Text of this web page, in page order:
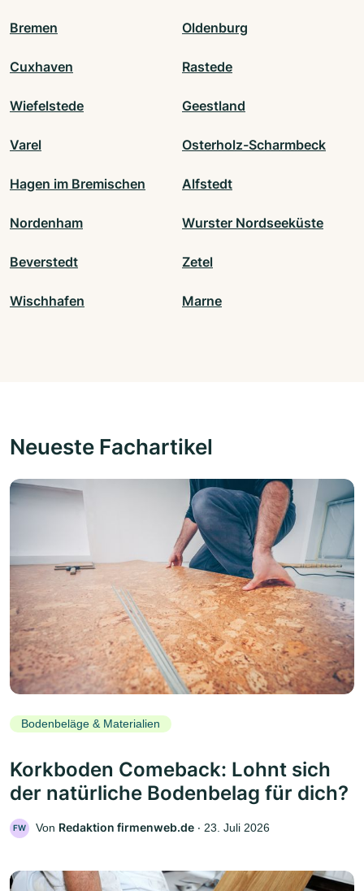
Bremen Oldenburg
Cuxhaven Rastede
Wiefelstede Geestland
Varel Osterholz-Scharmbeck
Hagen im Bremischen Alfstedt
Nordenham Wurster Nordseeküste
Beverstedt Zetel
Wischhafen Marne
Neueste Fachartikel
Bodenbeläge & Materialien
Korkboden Comeback: Lohnt sich
der natürliche Bodenbelag für dich?
FW Von Redaktion firmenweb.de ‧ 23. Juli 2026